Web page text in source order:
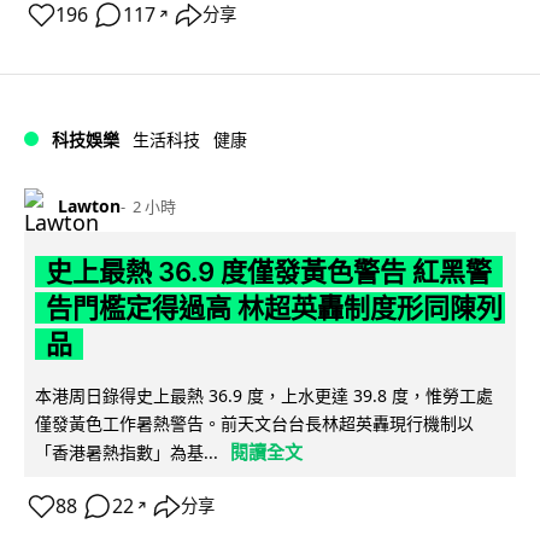
196 117 ↗ 分享
科技娛樂 生活科技 健康
Lawton 2 小時
史上最熱 36.9 度僅發黃色警告 紅黑警
告門檻定得過高 林超英轟制度形同陳列
品
本港周日錄得史上最熱 36.9 度，上水更達 39.8 度，惟勞工處
僅發黃色工作暑熱警告。前天文台台長林超英轟現行機制以
「香港暑熱指數」為基...
閱讀全文
88 22 ↗ 分享